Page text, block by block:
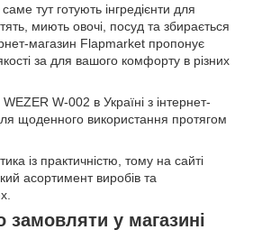
тут готують інгредієнти для
миють овочі, посуд та збирається
магазин Flapmarket пропонує
за для вашого комфорту в різних
W-002 в Україні з інтернет-
щоденного використання протягом
із практичністю, тому на сайті
асортимент виробів та
замовляти у магазині